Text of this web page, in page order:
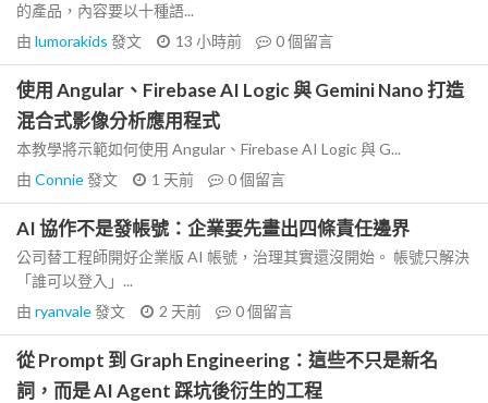
的產品，內容要以十種語...
由 lumorakids 發文 13 小時前 0個留言
使用 Angular、Firebase AI Logic 與 Gemini Nano 打造
混合式影像分析應用程式
本教學將示範如何使用 Angular、Firebase AI Logic 與 G...
由 Connie發文 1 天前 0個留言
AI 協作不是發帳號：企業要先畫出四條責任邊界
公司替工程師開好企業版 AI 帳號，治理其實還沒開始。 帳號只解決
「誰可以登入」...
由 ryanvale發文 2 天前 0個留言
從 Prompt 到 Graph Engineering：這些不只是新名
詞，而是 AI Agent 踩坑後衍生的工程